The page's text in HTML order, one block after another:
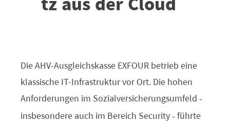
tz aus der Cloud
Die AHV-Ausgleichskasse EXFOUR betrieb eine
klassische IT-Infrastruktur vor Ort. Die hohen
Anforderungen im Sozialversicherungsumfeld
–
insbesondere auch im Bereich Security – führte